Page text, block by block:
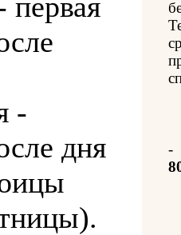
-
дня
-